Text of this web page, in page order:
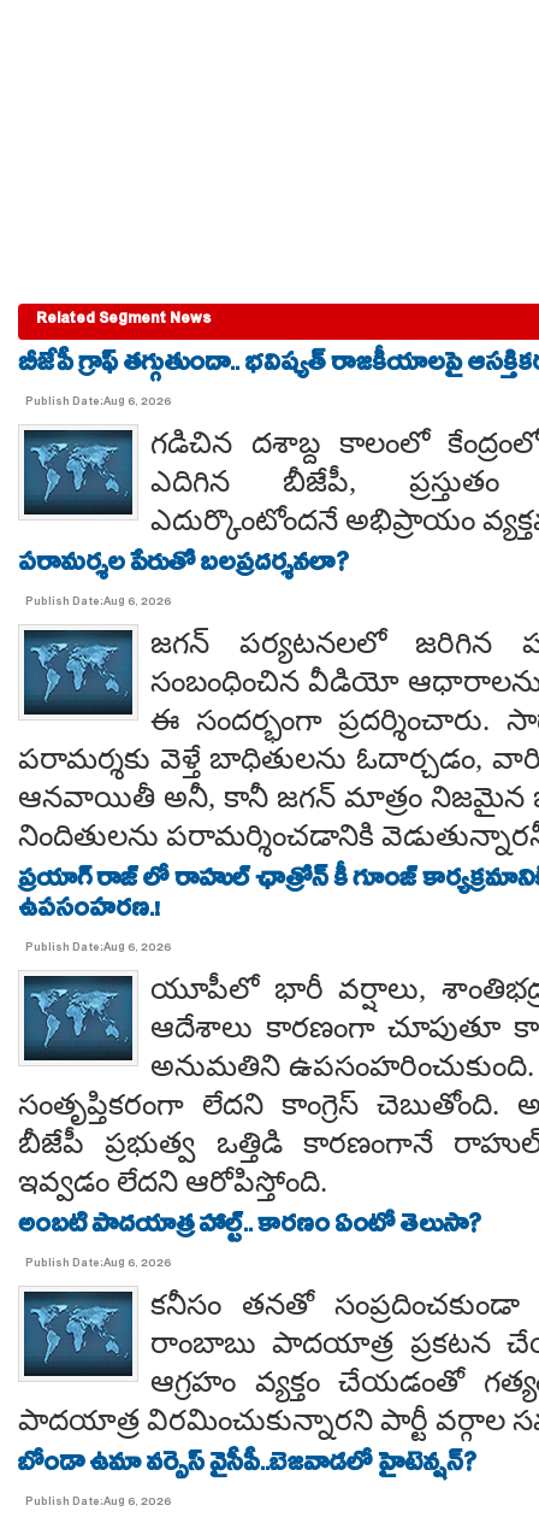
Related Segment News
బీజేపీ గ్రాఫ్ తగ్గుతుందా.. భవిష్యత్ రాజకీయాలపై
Publish Date:Aug 6, 2026
గడిచిన దశాబ్ద కాలంలో
ఎదిగిన బీజేపీ, ప్రస్తుతం
ఎదుర్కొంటోందనే అభిప్రాయం
పరామర్శల పేరుతో బలప్రదర్శనలా?
Publish Date:Aug 6, 2026
జగన్ పర్యటనలలో జరిగిన
సంబంధించిన వీడియో
ఈ సందర్భంగా
పరామర్శకు వెళ్తే బాధితులను ఓదార్చడం,
ఆనవాయితీ అనీ, కానీ జగన్ మాత్రం నిజమైన
నిందితులను పరామర్శించడానికి
ప్రయాగ్ రాజ్ లో రాహుల్ ఛాత్రోన్ కీ గూంజ్
ఉపసంహరణ.!
Publish Date:Aug 6, 2026
యూపీలో భారీ వర్షాలు,
ఆదేశాలు కారణంగా చూపుతూ
అనుమతిని
సంతృప్తికరంగా లేదని కాంగ్రెస్ చెబుతోంది.
బీజేపీ ప్రభుత్వ ఒత్తిడి కారణంగానే
ఇవ్వడం లేదని ఆరోపిస్తోంది.
అంబటి పాదయాత్ర హాల్ట్.. కారణం ఏంటో తెలుసా?
Publish Date:Aug 6, 2026
కనీసం తనతో సంప్రదించకుండా
రాంబాబు పాదయాత్ర ప్రకటన
ఆగ్రహం వ్యక్తం చేయడంతో
పాదయాత్ర విరమించుకున్నారని పార్టీ వర్గాల
బోండా ఉమా వర్సెస్ వైసీపీ..బెజవాడలో హైటెన్షన్?
Publish Date:Aug 6, 2026